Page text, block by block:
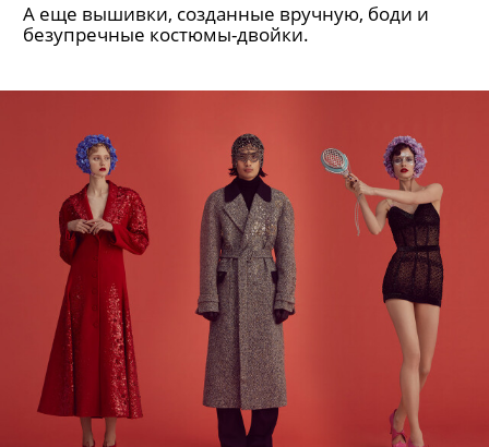
А еще вышивки, созданные вручную, боди и
безупречные костюмы-двойки.